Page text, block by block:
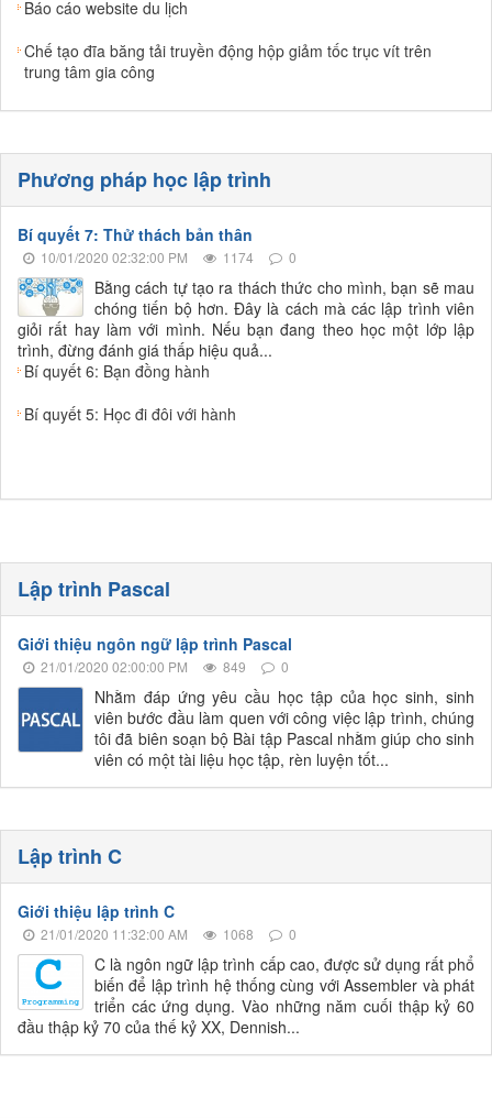
Báo cáo website du lịch
Chế tạo đĩa băng tải truyền động hộp giảm tốc trục vít trên
trung tâm gia công
Phương pháp học lập trình
Bí quyết 7: Thử thách bản thân
10/01/2020 02:32:00 PM 1174 0
Bằng cách tự tạo ra thách thức cho mình, bạn sẽ mau
chóng tiến bộ hơn. Đây là cách mà các lập trình viên
giỏi rất hay làm với mình. Nếu bạn đang theo học một lớp lập
trình, đừng đánh giá thấp hiệu quả...
Bí quyết 6: Bạn đồng hành
Bí quyết 5: Học đi đôi với hành
Lập trình Pascal
Giới thiệu ngôn ngữ lập trình Pascal
21/01/2020 02:00:00 PM 849 0
Nhằm đáp ứng yêu cầu học tập của học sinh, sinh
viên bước đầu làm quen với công việc lập trình, chúng
tôi đã biên soạn bộ Bài tập Pascal nhằm giúp cho sinh
viên có một tài liệu học tập, rèn luyện tốt...
Lập trình C
Giới thiệu lập trình C
21/01/2020 11:32:00 AM 1068 0
C là ngôn ngữ lập trình cấp cao, được sử dụng rất phổ
biến để lập trình hệ thống cùng với Assembler và phát
triển các ứng dụng. Vào những năm cuối thập kỷ 60
đầu thập kỷ 70 của thế kỷ XX, Dennish...